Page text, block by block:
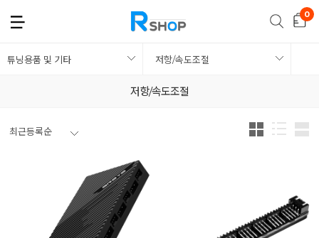
튜닝용품 및 기타 저항/속도조절
저항/속도조절
최근등록순